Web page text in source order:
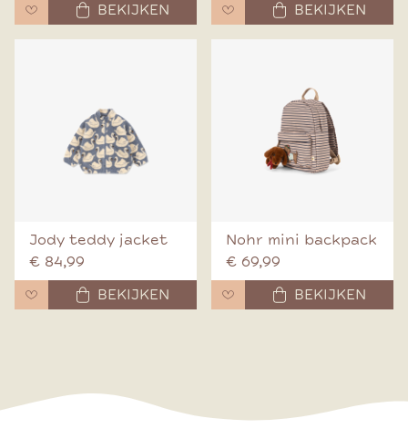
BEKIJKEN
BEKIJKEN
Jody teddy jacket
€ 84,99
BEKIJKEN
Nohr mini backpack
€ 69,99
BEKIJKEN